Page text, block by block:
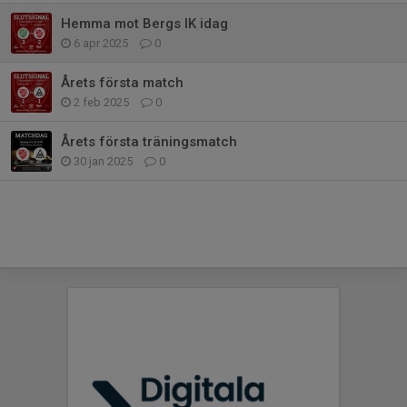
Hemma mot Bergs IK idag
6 apr 2025 0
Årets första match
2 feb 2025 0
Årets första träningsmatch
30 jan 2025 0